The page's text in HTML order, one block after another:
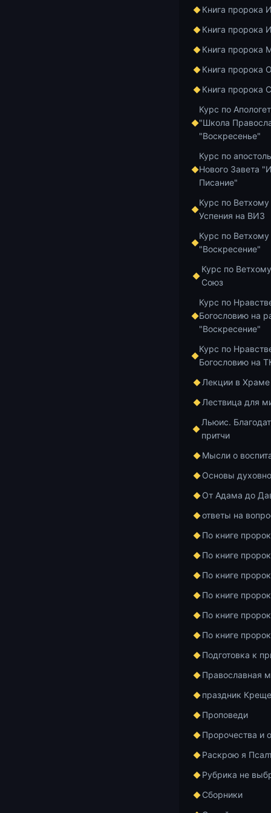
Книга пророка
Книга пророка
Книга пророка
Книга пророка
Книга пророка
Курс по
"Школа
"Воскресенье"
Курс по
Нового Завета
Писание"
Курс по
Успения на ВИЗ
Курс по
"Воскресение"
Курс по
Союз
Курс по
Богословию на
"Воскресение"
Курс по
Богословию на
Лекции в
Лествица для
Льюис.
притчи
Мысли о
Основы
От Адама до
ответы на
По книге
По книге
По книге
По книге
По книге
По книге
Подготовка к
Православная
праздник
Проповеди
Пророчества и
Раскрою я
Рубрика не
Сборники
мы
несмотря на
https://
Добавить в
Главная
Беседы по
по
39.
31 января,
отца
цикла. В ней
Слово 39. О
духовное,
оною; какая
можно уму
https://
или https://